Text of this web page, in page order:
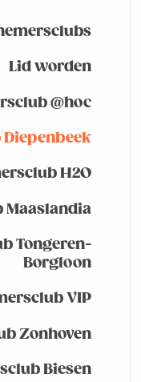
Lid worden
@hoc
H2O
Maaslandia
Tongeren-
Borgloon
VIP
Zonhoven
Biesen